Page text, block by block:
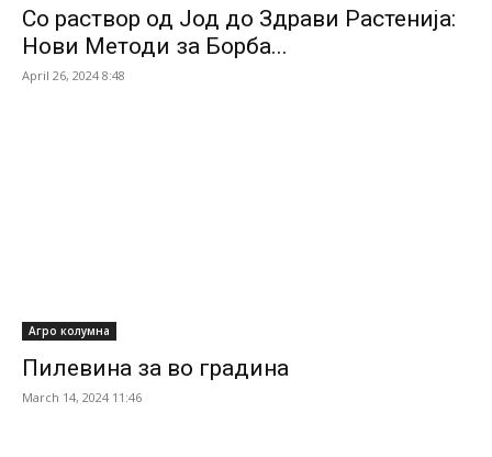
Со раствор од Јод до Здрави Растенија:
Нови Методи за Борба...
April 26, 2024 8:48
Агро колумна
Пилевина за во градина
March 14, 2024 11:46